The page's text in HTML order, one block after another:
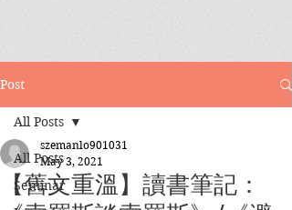
Post
All Posts
Seminar
All Posts
【舊文重溫】讀書筆記：
szemanlo901031
May 3, 2021